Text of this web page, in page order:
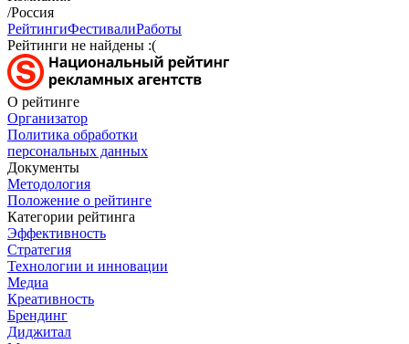
/Россия
РейтингиФестивалиРаботы
Рейтинги не найдены :(
О рейтинге
Организатор
Политика обработки
персональных данных
Документы
Методология
Положение о рейтинге
Категории рейтинга
Эффективность
Стратегия
Технологии и инновации
Медиа
Креативность
Брендинг
Диджитал